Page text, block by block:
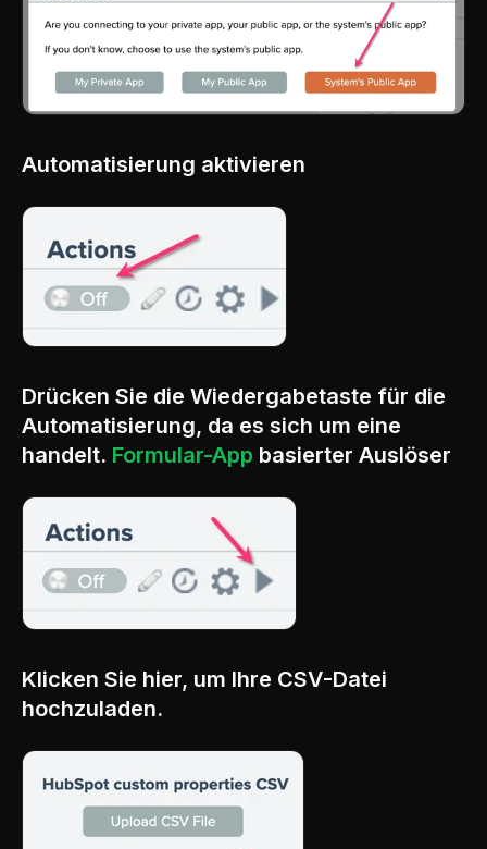
Automatisierung aktivieren
Drücken Sie die Wiedergabetaste für die
Automatisierung, da es sich um eine
handelt. Formular-App basierter Auslöser
Klicken Sie hier, um Ihre CSV-Datei
hochzuladen.